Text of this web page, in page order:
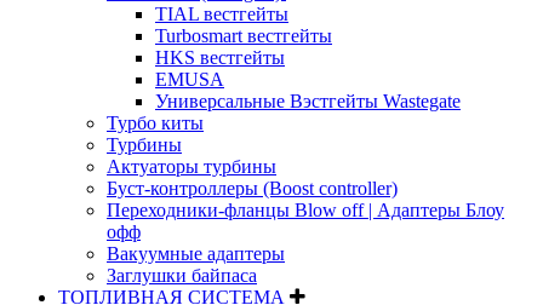
TIAL вестгейты
Turbosmart вестгейты
HKS вестгейты
EMUSA
Универсальные Вэстгейты Wastegate
Турбо киты
Турбины
Актуаторы турбины
Буст-контроллеры (Boost controller)
Переходники-фланцы Blow off | Адаптеры Блоу
офф
Вакуумные адаптеры
Заглушки байпаса
ТОПЛИВНАЯ СИСТЕМА